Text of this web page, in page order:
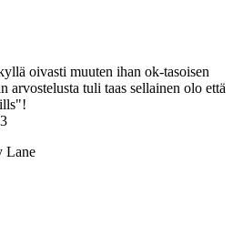
oivasti muuten ihan ok-tasoisen
tuli taas sellainen olo että
Lane